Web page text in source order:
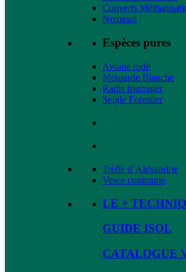
Couverts
Nemasol
Espèces pures
Avoine rude
Moutarde Blanche
Radis fourrager
Seigle Forestier
Trèfle d’Alexandrie
Vesce commune
LE +
GUIDE ISOL
CATALOGUE